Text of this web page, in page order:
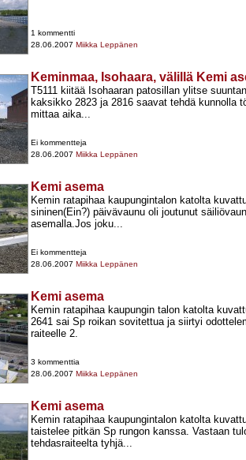
1 kommentti
28.06.2007 Miikka Leppänen
Keminmaa, Isohaara, välillä Kemi
T5111 kiitää Isohaaran patosillan ylitse
kaksikko 2823 ja 2816 saavat tehdä kunnolla
mittaa aika...
Ei kommentteja
28.06.2007 Miikka Leppänen
Kemi asema
Kemin ratapihaa kaupungintalon katolta
sininen(Ein?) päivävaunu oli joutunut
asemalla.Jos joku...
Ei kommentteja
28.06.2007 Miikka Leppänen
Kemi asema
Kemin ratapihaa kaupungin talon katolta
2641 sai Sp roikan sovitettua ja siirtyi
raiteelle 2.
3 kommenttia
28.06.2007 Miikka Leppänen
Kemi asema
Kemin ratapihaa kaupungintalon katolta
taistelee pitkän Sp rungon kanssa. Vastaan
tehdasraiteelta tyhjä...